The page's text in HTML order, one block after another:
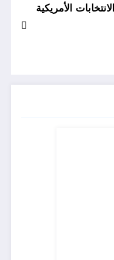
الأمريكية